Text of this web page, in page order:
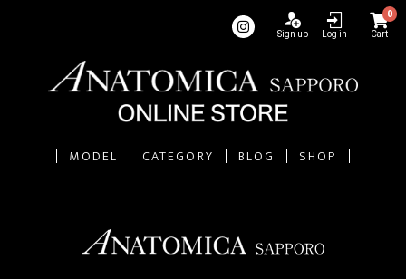
Sign up Log in
0
Cart
MODEL CATEGORY BLOG SHOP